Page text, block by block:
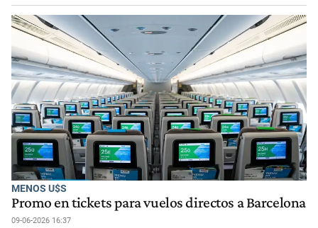
MENOS U$S
Promo en tickets para vuelos directos a Barcelona
09-06-2026 16:37